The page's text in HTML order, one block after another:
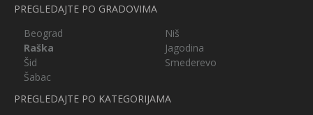
PREGLEDAJTE PO GRADOVIMA
Beograd
Niš
Raška
Jagodina
Šid
Smederevo
Šabac
PREGLEDAJTE PO KATEGORIJAMA